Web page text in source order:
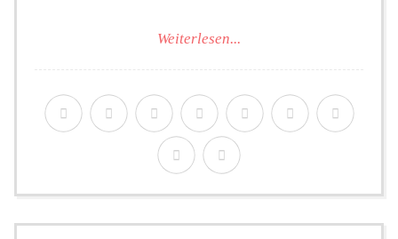
Weiterlesen...